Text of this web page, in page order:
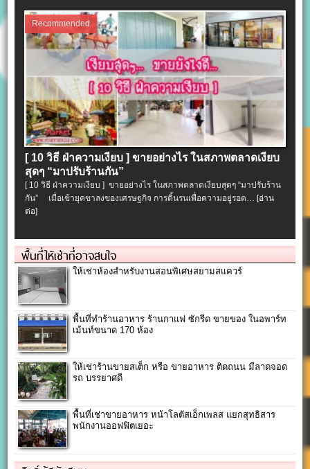
Recommended
[ 10 วิธี ฝ่าความเงียบ ] ขายอย่างไร ในสภาพตลาดเงียบ
สุดๆ “มาปรับร้านกัน”
[ 10 วิธี ฝ่าความเงียบ ] ขายอย่างไร ในสภาพตลาดเงียบสุดๆ “มาปรับร้าน
กัน” เมื่อเข้ายุคขาลงของเศรษฐกิจ การดิ้นรนเพื่อความอยู่รอด… [อ่าน
ต่อ]
พื้นที่ให้เช่าที่อาจสนใจ
ให้เช่าห้องสำหรับงานสอนพิเศษสยามสแควร์
พื้นที่ทำร้านอาหาร ร้านกาแฟ ซักรีด ขายของ ในอพาร์ท
เม้นท์ขนาด 170 ห้อง
ให้เช่าร้านขายสเต็ก หรือ ขายอาหาร ติดถนน มีลาดจอด
รถ บรรยาศดี
พื้นที่เช่าขายอาหาร หน้าโลตัสเอ็กเพลส แยกสุทธิสาร
พนักงานออฟฟิตเยอะ